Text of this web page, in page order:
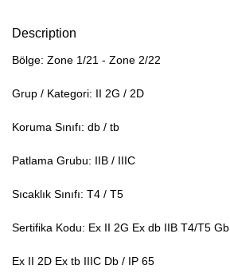
Description
Bölge: Zone 1/21 - Zone 2/22
Grup / Kategori: II 2G / 2D
Koruma Sınıfı: db / tb
Patlama Grubu: IIB / IIIC
Sıcaklık Sınıfı: T4 / T5
Sertifika Kodu: Ex II 2G Ex db IIB T4/T5 Gb
Ex II 2D Ex tb IIIC Db / IP 65